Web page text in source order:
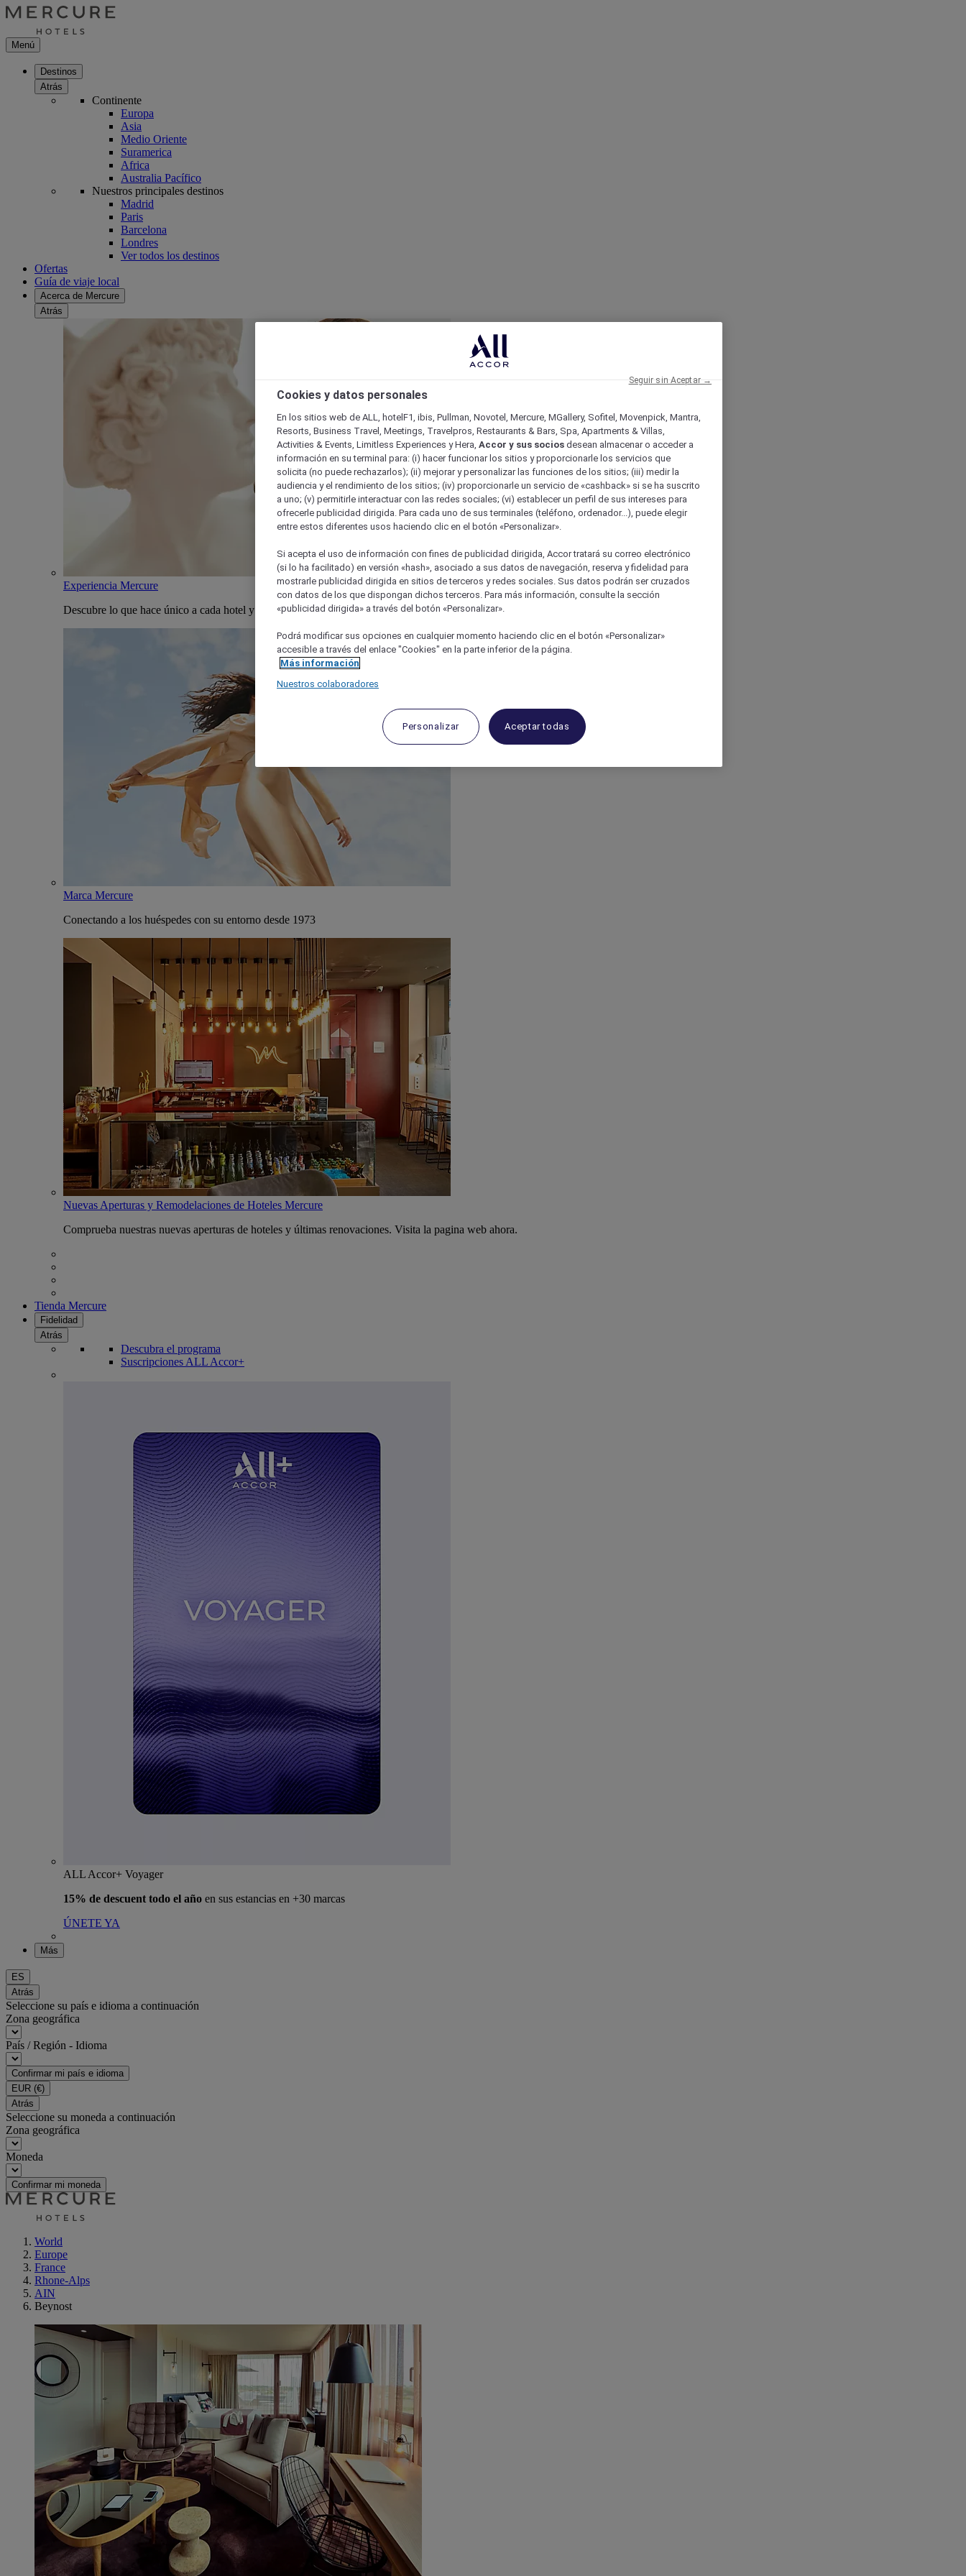
Menú
Destinos
Atrás
Continente
Europa
Asia
Medio Oriente
Suramerica
Africa
Australia Pacífico
Nuestros principales destinos
Madrid
Paris
Barcelona
Londres
Ver todos los destinos
Ofertas
Guía de viaje local
Acerca de Mercure
Atrás
Experiencia Mercure
Descubre lo que hace único a cada hotel y estancia Mercure
Marca Mercure
Conectando a los huéspedes con su entorno desde 1973
Nuevas Aperturas y Remodelaciones de Hoteles Mercure
Comprueba nuestras nuevas aperturas de hoteles y últimas renovaciones. Visita la pagina web ahora.
Tienda Mercure
Fidelidad
Atrás
Descubra el programa
Suscripciones ALL Accor+
ALL Accor+ Voyager
15% de descuent todo el año en sus estancias en +30 marcas
ÚNETE YA
Más
ES
Atrás
Seleccione su país e idioma a continuación
Zona geográfica
País / Región - Idioma
Confirmar mi país e idioma
EUR (€)
Atrás
Seleccione su moneda a continuación
Zona geográfica
Moneda
Confirmar mi moneda
World
Europe
France
Rhone-Alps
AIN
Beynost
Cookies y datos personales
En los sitios web de ALL, hotelF1, ibis, Pullman, Novotel, Mercure, MGallery, Sofitel, Movenpick, Mantra,
Resorts, Business Travel, Meetings, Travelpros, Restaurants & Bars, Spa, Apartments & Villas,
Activities & Events, Limitless Experiences y Hera, Accor y sus socios desean almacenar o acceder a
información en su terminal para: (i) hacer funcionar los sitios y proporcionarle los servicios que
solicita (no puede rechazarlos); (ii) mejorar y personalizar las funciones de los sitios; (iii) medir la
audiencia y el rendimiento de los sitios; (iv) proporcionarle un servicio de «cashback» si se ha suscrito
a uno; (v) permitirle interactuar con las redes sociales; (vi) establecer un perfil de sus intereses para
ofrecerle publicidad dirigida. Para cada uno de sus terminales (teléfono, ordenador...), puede elegir
entre estos diferentes usos haciendo clic en el botón «Personalizar».
Si acepta el uso de información con fines de publicidad dirigida, Accor tratará su correo electrónico
(si lo ha facilitado) en versión «hash», asociado a sus datos de navegación, reserva y fidelidad para
mostrarle publicidad dirigida en sitios de terceros y redes sociales. Sus datos podrán ser cruzados
con datos de los que dispongan dichos terceros. Para más información, consulte la sección
«publicidad dirigida» a través del botón «Personalizar».
Podrá modificar sus opciones en cualquier momento haciendo clic en el botón «Personalizar»
accesible a través del enlace "Cookies" en la parte inferior de la página.
Más información
Nuestros colaboradores
Personalizar Aceptar todas
Seguir sin Aceptar →